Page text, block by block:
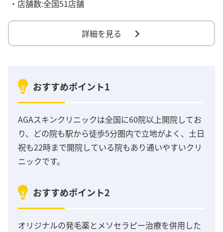
・店舗数:全国51店舗
詳細を見る
おすすめポイント1
AGAスキンクリニックは全国に60院以上開院してお
り、どの院も駅から徒歩5分圏内で立地がよく、土日
祝も22時まで開院している院もあり通いやすいクリ
ニックです。
おすすめポイント2
オリジナルの発毛薬とメソセラピー治療を併用した